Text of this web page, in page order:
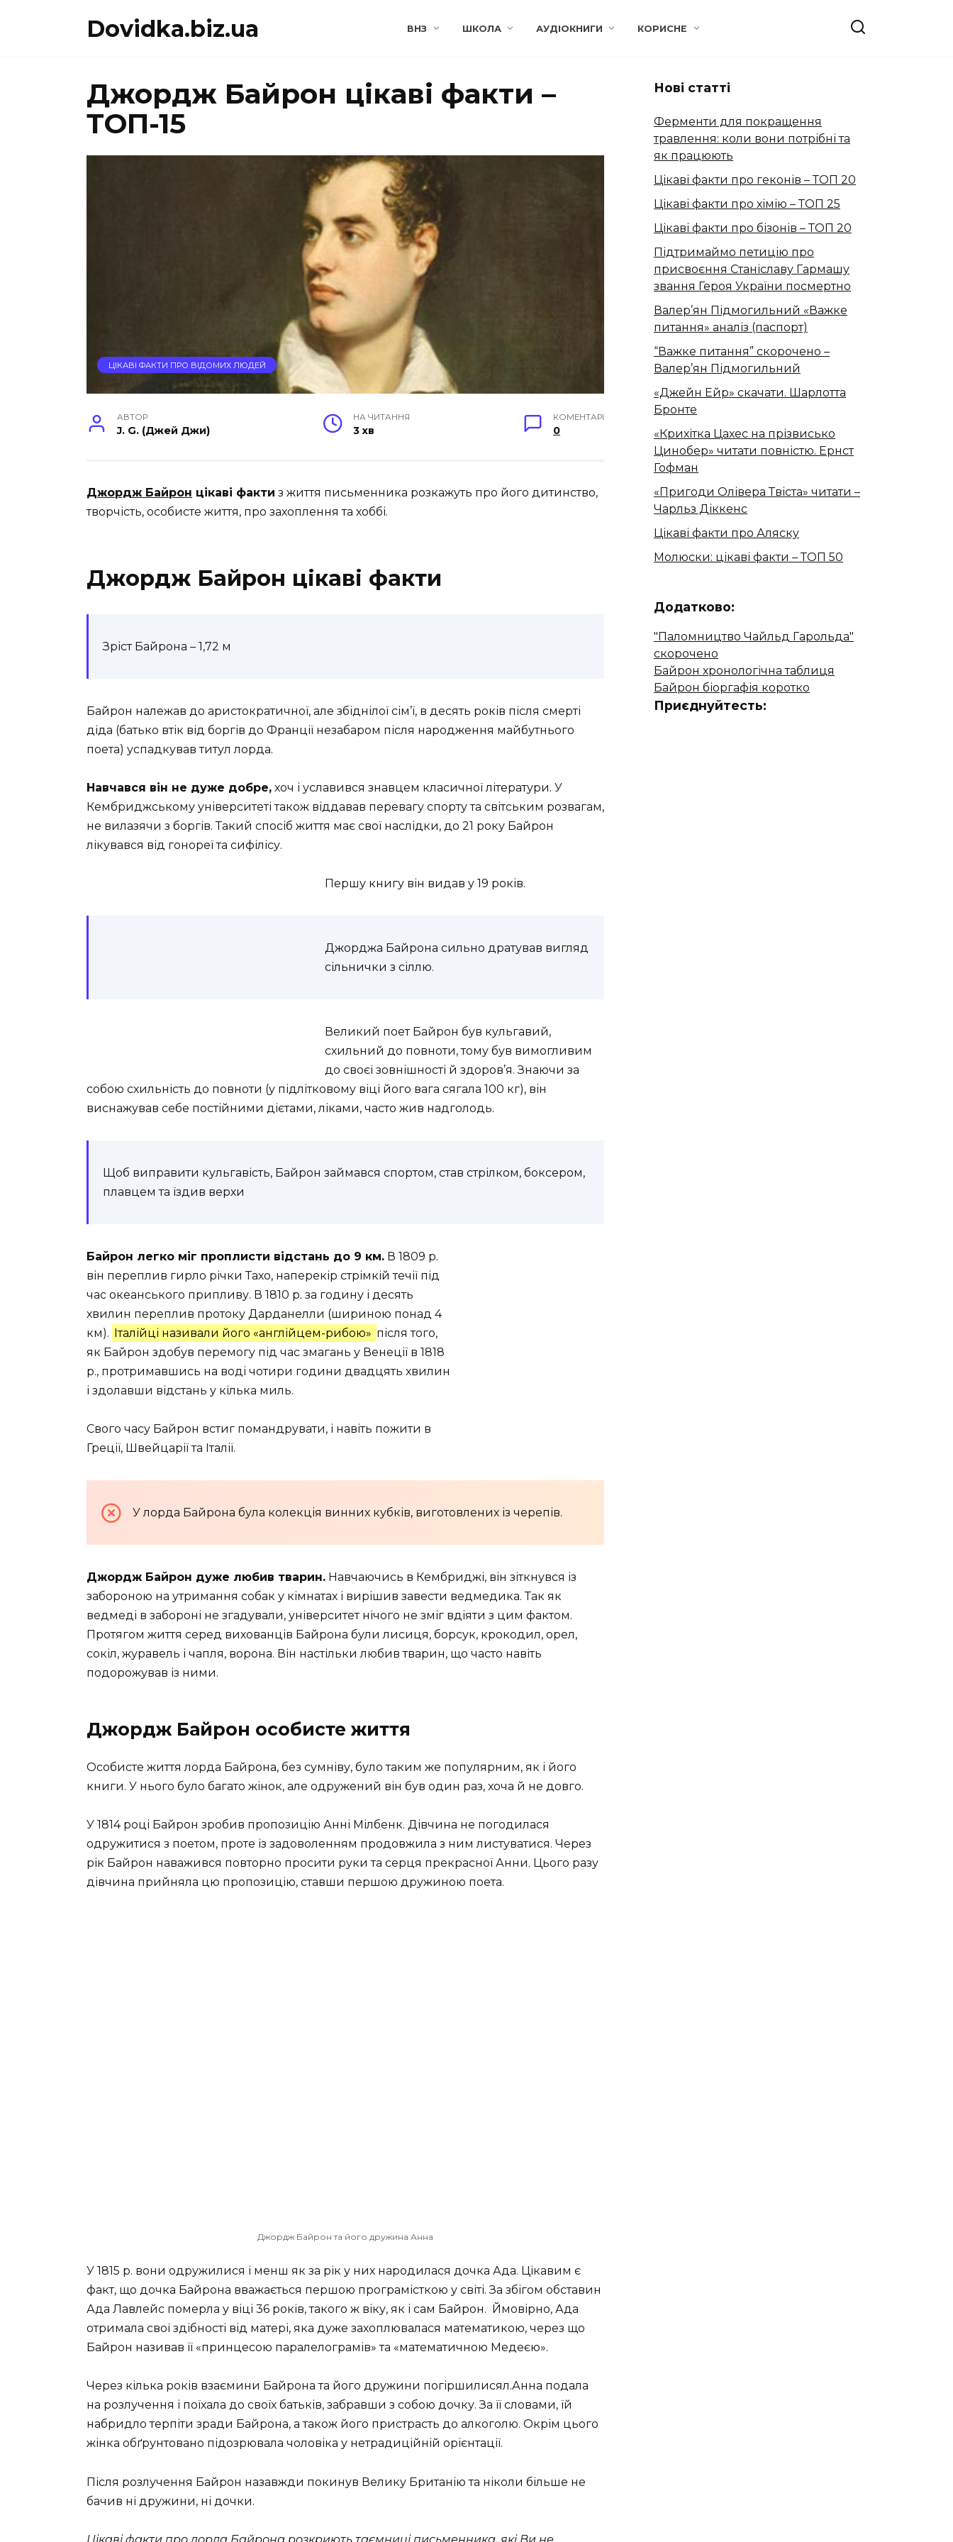
Dovidka.biz.ua ВНЗ ШКОЛА АУДІОКНИГИ КОРИСНЕ
Джордж Байрон цікаві факти –
ТОП-15
ЦІКАВІ ФАКТИ ПРО ВІДОМИХ ЛЮДЕЙ
АВТОР
J. G. (Джей Джи)
НА ЧИТАННЯ
3 хв
КОМЕНТАРІ
0
Джордж Байрон цікаві факти з життя письменника розкажуть про його дитинство,
творчість, особисте життя, про захоплення та хоббі.
Джордж Байрон цікаві факти
Зріст Байрона – 1,72 м
Байрон належав до аристократичної, але збіднілої сім’ї, в десять років після смерті
діда (батько втік від боргів до Франції незабаром після народження майбутнього
поета) успадкував титул лорда.
Навчався він не дуже добре, хоч і уславився знавцем класичної літератури. У
Кембриджському університеті також віддавав перевагу спорту та світським розвагам,
не вилазячи з боргів. Такий спосіб життя має свої наслідки, до 21 року Байрон
лікувався від гонореї та сифілісу.
Першу книгу він видав у 19 років.
Джорджа Байрона сильно дратував вигляд
сільнички з сіллю.
Великий поет Байрон був кульгавий,
схильний до повноти, тому був вимогливим
до своєї зовнішності й здоров’я. Знаючи за
собою схильність до повноти (у підлітковому віці його вага сягала 100 кг), він
виснажував себе постійними дієтами, ліками, часто жив надголодь.
Щоб виправити кульгавість, Байрон займався спортом, став стрілком, боксером,
плавцем та їздив верхи
Байрон легко міг проплисти відстань до 9 км. В 1809 р.
він переплив гирло річки Тахо, наперекір стрімкій течії під
час океанського припливу. В 1810 р. за годину і десять
хвилин переплив протоку Дарданелли (шириною понад 4
км). Італійці називали його «англійцем-рибою» після того,
як Байрон здобув перемогу під час змагань у Венеції в 1818
p., протримавшись на воді чотири години двадцять хвилин
і здолавши відстань у кілька миль.
Свого часу Байрон встиг помандрувати, і навіть пожити в
Греції, Швейцарії та Італії.
У лорда Байрона була колекція винних кубків, виготовлених із черепів.
Джордж Байрон дуже любив тварин. Навчаючись в Кембриджі, він зіткнувся із
забороною на утримання собак у кімнатах і вирішив завести ведмедика. Так як
ведмеді в забороні не згадували, університет нічого не зміг вдіяти з цим фактом.
Протягом життя серед вихованців Байрона були лисиця, борсук, крокодил, орел,
сокіл, журавель і чапля, ворона. Він настільки любив тварин, що часто навіть
подорожував із ними.
Джордж Байрон особисте життя
Особисте життя лорда Байрона, без сумніву, було таким же популярним, як і його
книги. У нього було багато жінок, але одружений він був один раз, хоча й не довго.
У 1814 році Байрон зробив пропозицію Анні Мілбенк. Дівчина не погодилася
одружитися з поетом, проте із задоволенням продовжила з ним листуватися. Через
рік Байрон наважився повторно просити руки та серця прекрасної Анни. Цього разу
дівчина прийняла цю пропозицію, ставши першою дружиною поета.
Джордж Байрон та його дружина Анна
У 1815 р. вони одружилися і менш як за рік у них народилася дочка Ада. Цікавим є
факт, що дочка Байрона вважається першою програмісткою у світі. За збігом обставин
Ада Лавлейс померла у віці 36 років, такого ж віку, як і сам Байрон. Ймовірно, Ада
отримала свої здібності від матері, яка дуже захоплювалася математикою, через що
Байрон називав її «принцесою паралелограмів» та «математичною Медеєю».
Через кілька років взаємини Байрона та його дружини погіршилисял.Анна подала
на розлучення і поїхала до своїх батьків, забравши з собою дочку. За її словами, їй
набридло терпіти зради Байрона, а також його пристрасть до алкоголю. Окрім цього
жінка обґрунтовано підозрювала чоловіка у нетрадиційній орієнтації.
Після розлучення Байрон назавжди покинув Велику Британію та ніколи більше не
бачив ні дружини, ні дочки.
Нові статті
Ферменти для покращення
травлення: коли вони потрібні та
як працюють
Цікаві факти про геконів – ТОП 20
Цікаві факти про хімію – ТОП 25
Цікаві факти про бізонів – ТОП 20
Підтримаймо петицію про
присвоєння Станіславу Гармашу
звання Героя України посмертно
Валер’ян Підмогильний «Важке
питання» аналіз (паспорт)
“Важке питання” скорочено –
Валер’ян Підмогильний
«Джейн Ейр» скачати. Шарлотта
Бронте
«Крихітка Цахес на прізвисько
Цинобер» читати повністю. Ернст
Гофман
«Пригоди Олівера Твіста» читати –
Чарльз Діккенс
Цікаві факти про Аляску
Молюски: цікаві факти – ТОП 50
Додатково:
"Паломництво Чайльд Гарольда"
скорочено
Байрон хронологічна таблиця
Байрон біоргафія коротко
Приєднуйтесть: